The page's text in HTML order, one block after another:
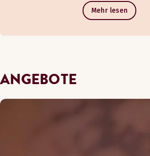
Mehr lesen
ANGEBOTE